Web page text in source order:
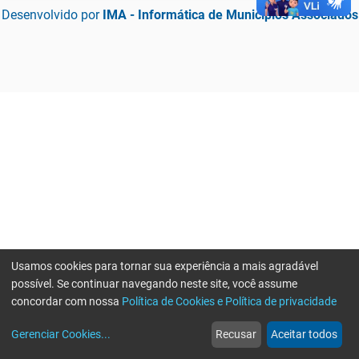
Desenvolvido por IMA - Informática de Municípios Associados
web
Notícias
more_horiz
Mais
Usamos cookies para tornar sua experiência a mais agradável
possível. Se continuar navegando neste site, você assume
concordar com nossa Política de Cookies e Política de privacidade
Gerenciar Cookies... Recusar Aceitar todos
Erro ao enviar informações, por favor tente novamente